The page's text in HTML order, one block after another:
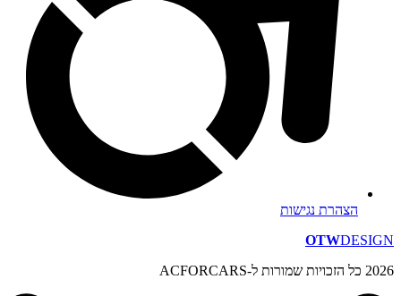
הצהרת נגישות
OTWDESIGN
2026 כל הזכויות שמורות ל-ACFORCARS